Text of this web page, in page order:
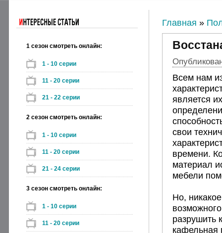
1 сезон смотреть онлайн:
1 - 10 серии
11 - 20 серии
21 - 22 серии
2 сезон смотреть онлайн:
1 - 10 серии
11 - 20 серии
21 - 24 серии
3 сезон смотреть онлайн:
1 - 10 серии
11 - 20 серии
Главная »
Всем нам
является
свои
времени.
материал
мебели
Но,
разрушить
кафельная